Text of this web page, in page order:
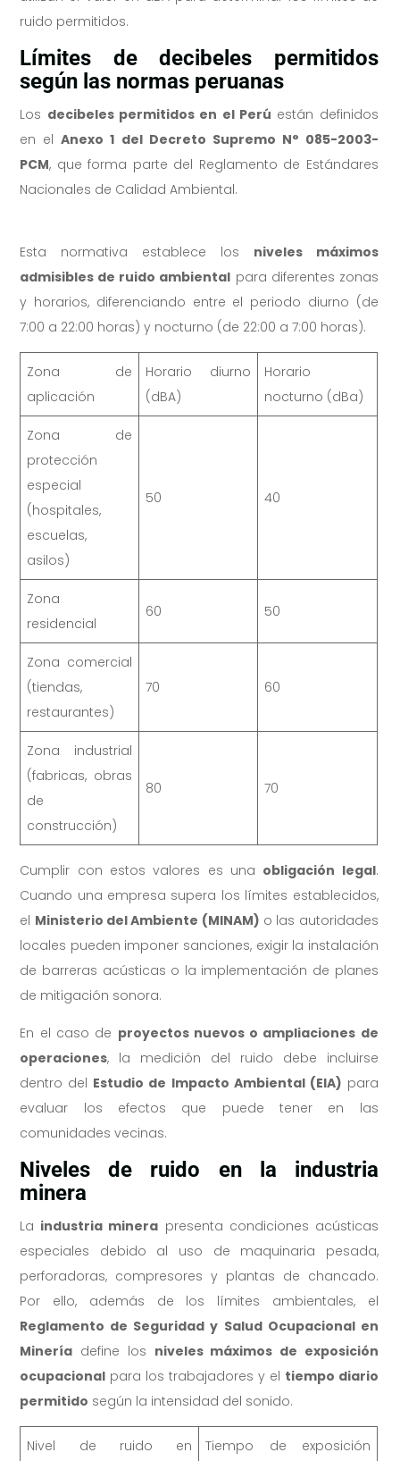
ruido permitidos.
Límites de decibeles permitidos
según las normas peruanas
Los decibeles permitidos en el Perú están definidos
en elAnexo 1 del Decreto Supremo N° 085-2003-
PCM, que forma parte del Reglamento de Estándares
Nacionales de Calidad Ambiental.
Esta normativa establece los niveles máximos
admisibles de ruido ambiental para diferentes zonas
y horarios, diferenciando entre el periodo diurno (de
7:00 a 22:00 horas) y nocturno (de 22:00 a 7:00 horas).
Zona de
aplicación
Horario diurno
(dBA)
Horario
nocturno (dBa)
Zona de
protección
especial
(hospitales,
escuelas,
asilos)
50 40
Zona
residencial
60 50
Zona comercial
(tiendas,
restaurantes)
70 60
Zona industrial
(fabricas, obras
de
construcción)
80 70
Cumplir con estos valores es una obligación legal.
Cuando una empresa supera los límites establecidos,
el Ministerio del Ambiente (MINAM) o las autoridades
locales pueden imponer sanciones, exigir la instalación
de barreras acústicas o la implementación de planes
de mitigación sonora.
En el caso de proyectos nuevos o ampliaciones de
operaciones, la medición del ruido debe incluirse
dentro del Estudio de Impacto Ambiental (EIA) para
evaluar los efectos que puede tener en las
comunidades vecinas.
Niveles de ruido en la industria
minera
La industria minera presenta condiciones acústicas
especiales debido al uso de maquinaria pesada,
perforadoras, compresores y plantas de chancado.
Por ello, además de los límites ambientales, el
Reglamento de Seguridad y Salud Ocupacional en
Minería define los niveles máximos de exposición
ocupacional para los trabajadores y el tiempo diario
permitido según la intensidad del sonido.
Nivel de ruido en Tiempo de exposición